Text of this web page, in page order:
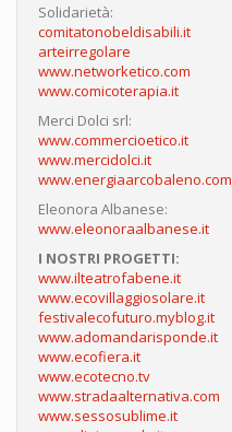
Solidarietà:
comitatonobeldisabili.it
arteirregolare
www.networketico.com
www.comicoterapia.it
Merci Dolci srl:
www.commercioetico.it
www.mercidolci.it
www.energiaarcobaleno.com
Eleonora Albanese:
www.eleonoraalbanese.it
I NOSTRI PROGETTI:
www.ilteatrofabene.it
www.ecovillaggiosolare.it
festivalecofuturo.myblog.it
www.adomandarisponde.it
www.ecofiera.it
www.ecotecno.tv
www.stradaalternativa.com
www.sessosublime.it